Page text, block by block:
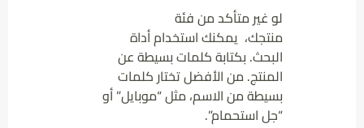
لو غير متأكد من فئة
منتجك، يمكنك استخدام أداة
البحث. بكتابة كلمات بسيطة عن
المنتج. من الأفضل تختار كلمات
بسيطة من الاسم، مثل “موبايل” أو
“جل استحمام”.